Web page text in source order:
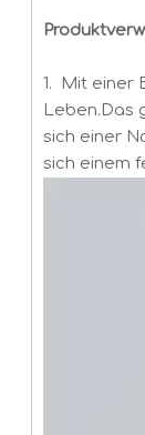
1. Mit einer
Leben.Das
sich einer
sich einem